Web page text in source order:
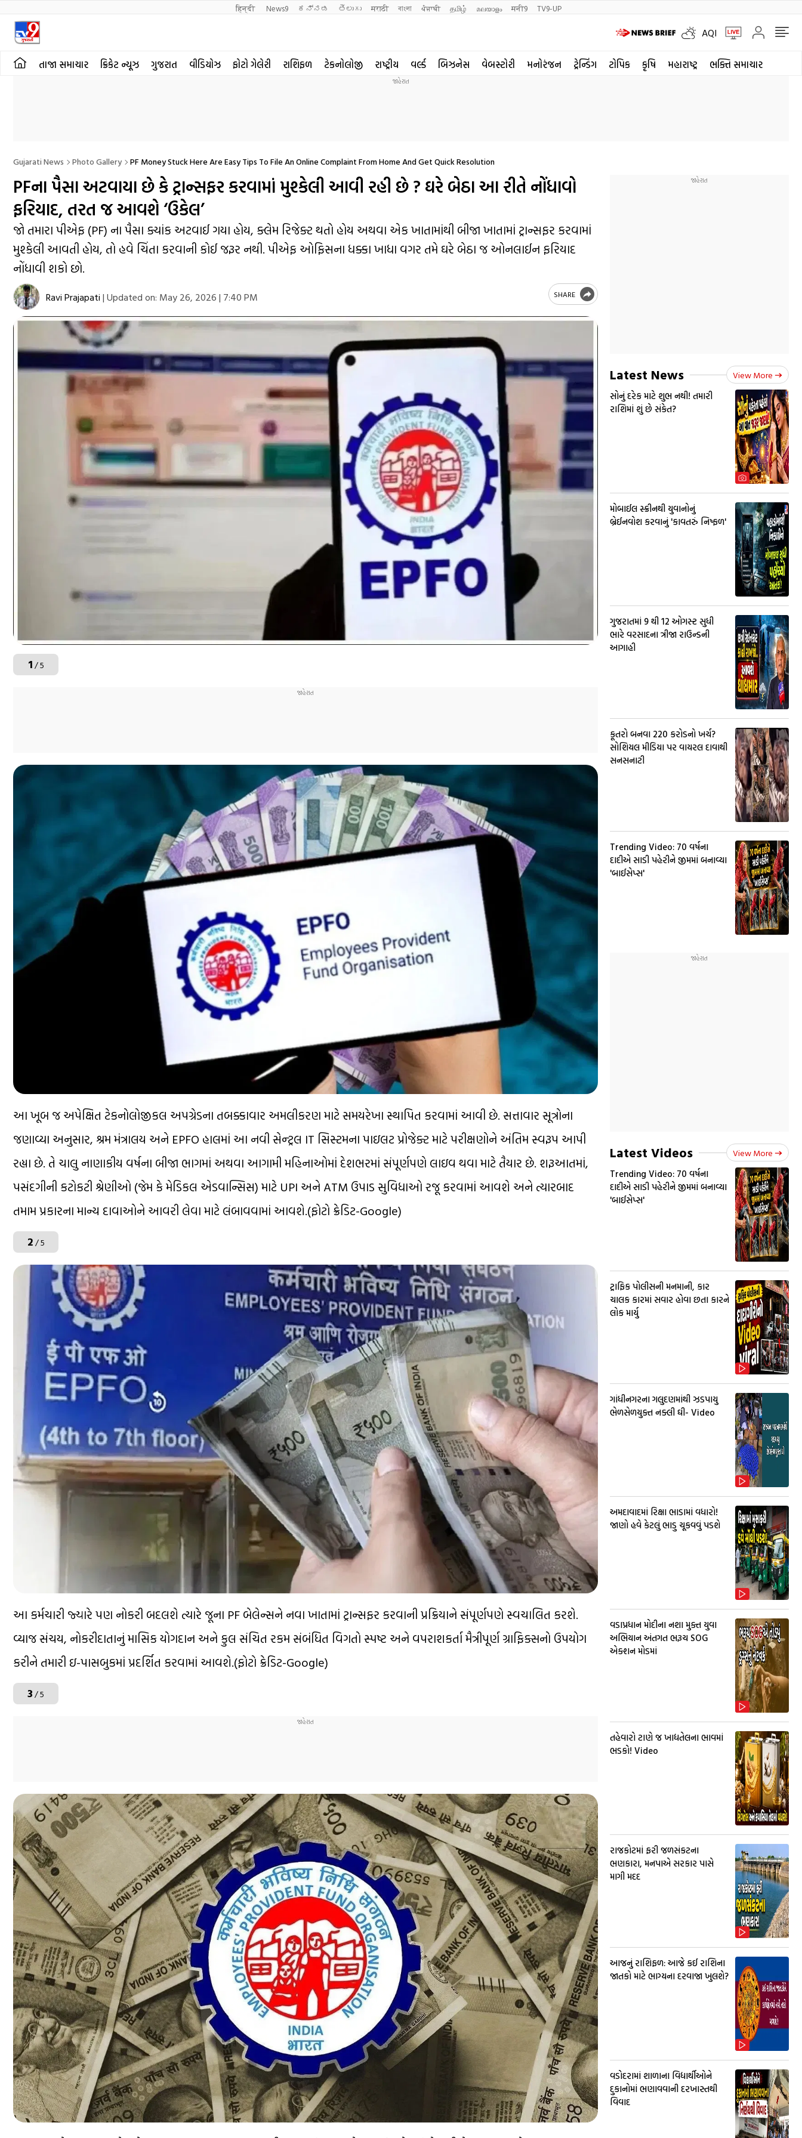
हिन्दी News9 ಕನ್ನಡ తెలుగు मराठी বাংলা ਪੰਜਾਬੀ தமிழ் മലയാളം मनी9 TV9-UP
AQI
તાજા સમાચાર ક્રિકેટ ન્યૂઝ ગુજરાત વીડિયોઝ ફોટો ગેલેરી રાશિફળ ટેકનોલોજી રાષ્ટ્રીય વર્લ્ડ બિઝનેસ વેબસ્ટોરી મનોરંજન ટ્રેન્ડિંગ ટોપિક કૃષિ મહારાષ્ટ્ર ભક્તિ સમાચાર
Gujarati News Photo Gallery PF Money Stuck Here Are Easy Tips To File An Online Complaint From Home And Get Quick Resolution
PFના પૈસા અટવાયા છે કે ટ્રાન્સફર કરવામાં મુશ્કેલી આવી રહી છે ? ઘરે બેઠા આ રીતે નોંધાવો
ફરિયાદ, તરત જ આવશે ‘ઉકેલ’
જો તમારા પીએફ (PF) ના પૈસા ક્યાંક અટવાઈ ગયા હોય, ક્લેમ રિજેક્ટ થતો હોય અથવા એક ખાતામાંથી બીજા ખાતામાં ટ્રાન્સફર કરવામાં
મુશ્કેલી આવતી હોય, તો હવે ચિંતા કરવાની કોઈ જરૂર નથી. પીએફ ઓફિસના ધક્કા ખાધા વગર તમે ઘરે બેઠા જ ઓનલાઈન ફરિયાદ
નોંધાવી શકો છો.
Ravi Prajapati | Updated on: May 26, 2026 | 7:40 PM SHARE
1/ 5
આ ખૂબ જ અપેક્ષિત ટેકનોલોજીકલ અપગ્રેડના તબક્કાવાર અમલીકરણ માટે સમયરેખા સ્થાપિત કરવામાં આવી છે. સત્તાવાર સૂત્રોના
જણાવ્યા અનુસાર, શ્રમ મંત્રાલય અને EPFO ​​હાલમાં આ નવી સેન્ટ્રલ IT સિસ્ટમના પાઇલટ પ્રોજેક્ટ માટે પરીક્ષણોને અંતિમ સ્વરૂપ આપી
રહ્યા છે. તે ચાલુ નાણાકીય વર્ષના બીજા ભાગમાં અથવા આગામી મહિનાઓમાં દેશભરમાં સંપૂર્ણપણે લાઇવ થવા માટે તૈયાર છે. શરૂઆતમાં,
પસંદગીની કટોકટી શ્રેણીઓ (જેમ કે મેડિકલ એડવાન્સિસ) માટે UPI અને ATM ઉપાડ સુવિધાઓ રજૂ કરવામાં આવશે અને ત્યારબાદ
તમામ પ્રકારના માન્ય દાવાઓને આવરી લેવા માટે લંબાવવામાં આવશે.(ફોટો ક્રેડિટ-Google)
2/ 5
આ કર્મચારી જ્યારે પણ નોકરી બદલશે ત્યારે જૂના PF બેલેન્સને નવા ખાતામાં ટ્રાન્સફર કરવાની પ્રક્રિયાને સંપૂર્ણપણે સ્વચાલિત કરશે.
વ્યાજ સંચય, નોકરીદાતાનું માસિક યોગદાન અને કુલ સંચિત રકમ સંબંધિત વિગતો સ્પષ્ટ અને વપરાશકર્તા મૈત્રીપૂર્ણ ગ્રાફિક્સનો ઉપયોગ
કરીને તમારી ઇ-પાસબુકમાં પ્રદર્શિત કરવામાં આવશે.(ફોટો ક્રેડિટ-Google)
3/ 5
Latest News View More
સોનું દરેક માટે શુભ નથી! તમારી
રાશિમાં શું છે સંકેત?
મોબાઈલ સ્ક્રીનથી યુવાનોનું
બ્રેઈનવોશ કરવાનું 'કાવતરું નિષ્ફળ'
ગુજરાતમાં 9 થી 12 ઓગસ્ટ સુધી
ભારે વરસાદના ત્રીજા રાઉન્ડની
આગાહી
કૂતરો બનવા 220 કરોડનો ખર્ચ?
સોશિયલ મીડિયા પર વાયરલ દાવાથી
સનસનાટી
Trending Video: 70 વર્ષના
દાદીએ સાડી પહેરીને જીમમાં બનાવ્યા
'બાઈસેપ્સ'
Latest Videos View More
Trending Video: 70 વર્ષના
દાદીએ સાડી પહેરીને જીમમાં બનાવ્યા
'બાઈસેપ્સ'
ટ્રાફિક પોલીસની મનમાની, કાર
ચાલક કારમાં સવાર હોવા છતા કારને
લોક માર્યુ
ગાંધીનગરના ગલુદણમાંથી ઝડપાયુ
ભેળસેળયુક્ત નક્લી ઘી- Video
અમદાવાદમાં રિક્ષા ભાડામાં વધારો!
જાણો હવે કેટલું ભાડુ ચૂકવવું પડશે
વડાપ્રધાન મોદીના નશા મુક્ત યુવા
અભિયાન અંતગત ભરૂચ SOG
એક્શન મોડમાં
તહેવારો ટાણે જ ખાદ્યતેલના ભાવમાં
ભડકો! Video
રાજકોટમાં ફરી જળસંકટના
ભણકારા, મનપાએ સરકાર પાસે
માગી મદદ
આજનું રાશિફળ: આજે કઈ રાશિના
જાતકો માટે ભાગ્યના દરવાજા ખુલશે?
વડોદરામાં શાળાના વિદ્યાર્થીઓને
દુકાનોમાં ભણાવવાની દરખાસ્તથી
વિવાદ